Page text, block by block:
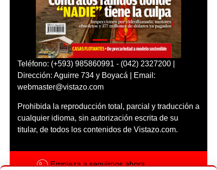
Teléfono: (+593) 985860991 - (042) 2327200 |
Dirección: Aguirre 734 y Boyacá | Email:
webmaster@vistazo.com
Prohibida la reproducción total, parcial y traducción a
cualquier idioma, sin autorización escrita de su
titular, de todos los contenidos de Vistazo.com.
Empieza a seguirnos ahora